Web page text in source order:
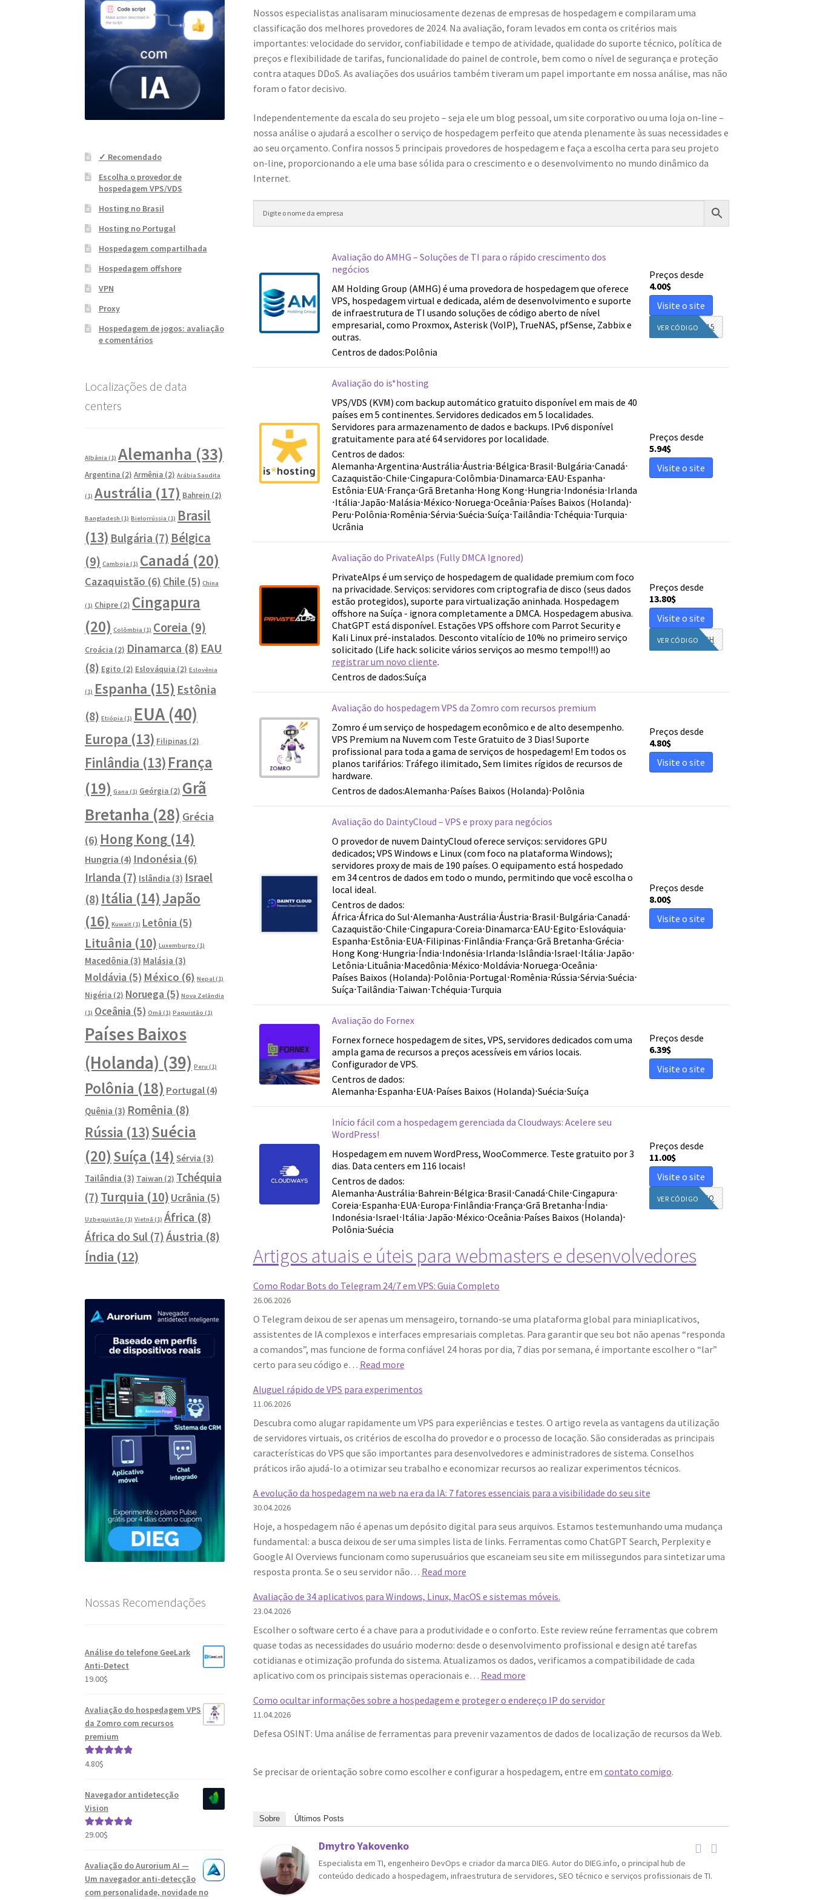
Nossos especialistas analisaram minuciosamente dezenas de empresas de hospedagem e compilaram uma
classificação dos melhores provedores de 2024. Na avaliação, foram levados em conta os critérios mais
importantes: velocidade do servidor, confiabilidade e tempo de atividade, qualidade do suporte técnico, política de
preços e flexibilidade de tarifas, funcionalidade do painel de controle, bem como o nível de segurança e proteção
contra ataques DDoS. As avaliações dos usuários também tiveram um papel importante em nossa análise, mas não
foram o fator decisivo.
Independentemente da escala do seu projeto – seja ele um blog pessoal, um site corporativo ou uma loja on-line –
nossa análise o ajudará a escolher o serviço de hospedagem perfeito que atenda plenamente às suas necessidades e
ao seu orçamento. Confira nossos 5 principais provedores de hospedagem e faça a escolha certa para seu projeto
on-line, proporcionando a ele uma base sólida para o crescimento e o desenvolvimento no mundo dinâmico da
Internet.
Avaliação do AMHG – Soluções de TI para o rápido crescimento dos
negócios
AM Holding Group (AMHG) é uma provedora de hospedagem que oferece
VPS, hospedagem virtual e dedicada, além de desenvolvimento e suporte
de infraestrutura de TI usando soluções de código aberto de nível
empresarial, como Proxmox, Asterisk (VoIP), TrueNAS, pfSense, Zabbix e
outras.
Centros de dados:Polônia
Preços desde
4.00$
Visite o site
DIEGINFO15
VER CÓDIGO
Avaliação do is*hosting
VPS/VDS (KVM) com backup automático gratuito disponível em mais de 40
países em 5 continentes. Servidores dedicados em 5 localidades.
Servidores para armazenamento de dados e backups. IPv6 disponível
gratuitamente para até 64 servidores por localidade.
Centros de dados:
Alemanha⋅Argentina⋅Austrália⋅Áustria⋅Bélgica⋅Brasil⋅Bulgária⋅Canadá⋅
Cazaquistão⋅Chile⋅Cingapura⋅Colômbia⋅Dinamarca⋅EAU⋅Espanha⋅
Estônia⋅EUA⋅França⋅Grã Bretanha⋅Hong Kong⋅Hungria⋅Indonésia⋅Irlanda
⋅Itália⋅Japão⋅Malásia⋅México⋅Noruega⋅Oceânia⋅Países Baixos (Holanda)⋅
Peru⋅Polônia⋅Romênia⋅Sérvia⋅Suécia⋅Suíça⋅Tailândia⋅Tchéquia⋅Turquia⋅
Ucrânia
Preços desde
5.94$
Visite o site
Avaliação do PrivateAlps (Fully DMCA Ignored)
PrivateAlps é um serviço de hospedagem de qualidade premium com foco
na privacidade. Serviços: servidores com criptografia de disco (seus dados
estão protegidos), suporte para virtualização aninhada. Hospedagem
offshore na Suíça - ignora completamente a DMCA. Hospedagem abusiva.
ChatGPT está disponível. Estações VPS offshore com Parrot Security e
Kali Linux pré-instalados. Desconto vitalício de 10% no primeiro serviço
solicitado (Life hack: solicite vários serviços ao mesmo tempo!!!) ao
registrar um novo cliente.
Centros de dados:Suíça
Preços desde
13.80$
Visite o site
9NFE1G2VSH
VER CÓDIGO
Avaliação do hospedagem VPS da Zomro com recursos premium
Zomro é um serviço de hospedagem econômico e de alto desempenho.
VPS Premium na Nuvem com Teste Gratuito de 3 Dias! Suporte
profissional para toda a gama de serviços de hospedagem! Em todos os
planos tarifários: Tráfego ilimitado, Sem limites rígidos de recursos de
hardware.
Centros de dados:Alemanha⋅Países Baixos (Holanda)⋅Polônia
Preços desde
4.80$
Visite o site
Avaliação do DaintyCloud – VPS e proxy para negócios
O provedor de nuvem DaintyCloud oferece serviços: servidores GPU
dedicados; VPS Windows e Linux (com foco na plataforma Windows);
servidores proxy de mais de 190 países. O equipamento está hospedado
em 34 centros de dados em todo o mundo, permitindo que você escolha o
local ideal.
Centros de dados:
África⋅África do Sul⋅Alemanha⋅Austrália⋅Áustria⋅Brasil⋅Bulgária⋅Canadá⋅
Cazaquistão⋅Chile⋅Cingapura⋅Coreia⋅Dinamarca⋅EAU⋅Egito⋅Eslováquia⋅
Espanha⋅Estônia⋅EUA⋅Filipinas⋅Finlândia⋅França⋅Grã Bretanha⋅Grécia⋅
Hong Kong⋅Hungria⋅Índia⋅Indonésia⋅Irlanda⋅Islândia⋅Israel⋅Itália⋅Japão⋅
Letônia⋅Lituânia⋅Macedônia⋅México⋅Moldávia⋅Noruega⋅Oceânia⋅
Países Baixos (Holanda)⋅Polônia⋅Portugal⋅Romênia⋅Rússia⋅Sérvia⋅Suécia⋅
Suíça⋅Tailândia⋅Taiwan⋅Tchéquia⋅Turquia
Preços desde
8.00$
Visite o site
Avaliação do Fornex
Fornex fornece hospedagem de sites, VPS, servidores dedicados com uma
ampla gama de recursos a preços acessíveis em vários locais.
Configurador de VPS.
Centros de dados:
Alemanha⋅Espanha⋅EUA⋅Países Baixos (Holanda)⋅Suécia⋅Suíça
Preços desde
6.39$
Visite o site
Início fácil com a hospedagem gerenciada da Cloudways: Acelere seu
WordPress!
Hospedagem em nuvem WordPress, WooCommerce. Teste gratuito por 3
dias. Data centers em 116 locais!
Centros de dados:
Alemanha⋅Austrália⋅Bahrein⋅Bélgica⋅Brasil⋅Canadá⋅Chile⋅Cingapura⋅
Coreia⋅Espanha⋅EUA⋅Europa⋅Finlândia⋅França⋅Grã Bretanha⋅Índia⋅
Indonésia⋅Israel⋅Itália⋅Japão⋅México⋅Oceânia⋅Países Baixos (Holanda)⋅
Polônia⋅Suécia
Preços desde
11.00$
Visite o site
DIEGINFO
VER CÓDIGO
Artigos atuais e úteis para webmasters e desenvolvedores
Como Rodar Bots do Telegram 24/7 em VPS: Guia Completo
26.06.2026
O Telegram deixou de ser apenas um mensageiro, tornando-se uma plataforma global para miniaplicativos,
assistentes de IA complexos e interfaces empresariais completas. Para garantir que seu bot não apenas “responda
a comandos”, mas funcione de forma confiável 24 horas por dia, 7 dias por semana, é importante escolher o “lar”
certo para seu código e… Read more:
Rodar
do
Telegram
24/7
em
Guia
Aluguel rápido de VPS para experimentos
11.06.2026
Descubra como alugar rapidamente um VPS para experiências e testes. O artigo revela as vantagens da utilização
de servidores virtuais, os critérios de escolha do provedor e o processo de locação. São consideradas as principais
características do VPS que são importantes para desenvolvedores e administradores de sistema. Conselhos
práticos irão ajudá-lo a otimizar seu trabalho e economizar recursos ao realizar experimentos técnicos.
A evolução da hospedagem na web na era da IA: 7 fatores essenciais para a visibilidade do seu site
30.04.2026
Hoje, a hospedagem não é apenas um depósito digital para seus arquivos. Estamos testemunhando uma mudança
fundamental: a busca deixou de ser uma simples lista de links. Ferramentas como ChatGPT Search, Perplexity e
Google AI Overviews funcionam como superusuários que escaneiam seu site em milissegundos para sintetizar uma
resposta pronta. Se o seu servidor não… Read more:
evolução
hospedagem
na
web
na
da
7
essenciais
do
site
Avaliação de 34 aplicativos para Windows, Linux, MacOS e sistemas móveis.
23.04.2026
Escolher o software certo é a chave para a produtividade e o conforto. Este review reúne ferramentas que cobrem
quase todas as necessidades do usuário moderno: desde o desenvolvimento profissional e design até tarefas
cotidianas e otimização profunda do sistema. Atualizamos os dados, verificamos a compatibilidade de cada
aplicativo com os principais sistemas operacionais e… Read more:
de
aplicativos
Linux,
sistemas
Como ocultar informações sobre a hospedagem e proteger o endereço IP do servidor
11.04.2026
Defesa OSINT: Uma análise de ferramentas para prevenir vazamentos de dados de localização de recursos da Web.
Se precisar de orientação sobre como escolher e configurar a hospedagem, entre em contato comigo.
Sobre Últimos Posts
Dmytro Yakovenko
Especialista em TI, engenheiro DevOps e criador da marca DIEG. Autor do DIEG.info, o principal hub de
conteúdo dedicado a hospedagem, infraestrutura de servidores, SEO técnico e serviços profissionais de TI.
✓ Recomendado
Escolha o provedor de
hospedagem VPS/VDS
Hosting no Brasil
Hosting no Portugal
Hospedagem compartilhada
Hospedagem offshore
VPN
Proxy
Hospedagem de jogos: avaliação
e comentários
Localizações de data
centers
Albânia (1) Alemanha (33)
Argentina (2) Armênia (2) Arábia Saudita
(1) Austrália (17) Bahrein (2)
Bangladesh (1) Bielorrússia (1) Brasil
(13) Bulgária (7) Bélgica
(9) Camboja (1) Canadá (20)
Cazaquistão (6) Chile (5) China
(1) Chipre (2) Cingapura
(20) Colômbia (1) Coreia (9)
Croácia (2) Dinamarca (8) EAU
(8) Egito (2) Eslováquia (2) Eslovênia
(1) Espanha (15) Estônia
(8) Etiópia (1) EUA(40)
Europa (13) Filipinas (2)
Finlândia (13) França
(19) Gana (1) Geórgia (2) Grã
Bretanha (28) Grécia
(6) Hong Kong (14)
Hungria (4) Indonésia (6)
Irlanda (7) Islândia (3) Israel
(8) Itália (14)Japão
(16) Kuwait(1) Letônia (5)
Lituânia (10) Luxemburgo (1)
Macedônia (3) Malásia (3)
Moldávia (5) México (6) Nepal(1)
Nigéria (2) Noruega (5) Nova Zelândia
(1) Oceânia (5) Omã (1) Paquistão (1)
Países Baixos
(Holanda) (39) Peru (1)
Polônia (18) Portugal (4)
Quênia (3) Romênia (8)
Rússia (13)Suécia
(20) Suíça (14) Sérvia (3)
Tailândia (3) Taiwan (2) Tchéquia
(7) Turquia (10) Ucrânia (5)
Uzbequistão (1) Vietnã (1) África (8)
África do Sul (7)Áustria (8)
Índia (12)
Nossas Recomendações
Análise do telefone GeeLark
Anti-Detect
19.00$
Avaliação do hospedagem VPS
da Zomro com recursos
premium
Avaliação
4.80$
Navegador antidetecção
Vision
Avaliação
29.00$
Avaliação do Aurorium AI —
Um navegador anti-detecção
com personalidade, novidade no